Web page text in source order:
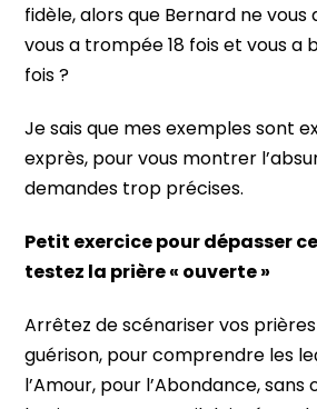
fidèle, alors que Bernard ne vous
vous a trompée 18 fois et vous a
fois ?
Je sais que mes exemples sont
exprès, pour vous montrer
demandes trop précises.
Petit exercice pour dépasser
testez la prière « ouverte »
Arrêtez de scénariser vos
guérison, pour comprendre les
l’Amour, pour l’Abondance, sans